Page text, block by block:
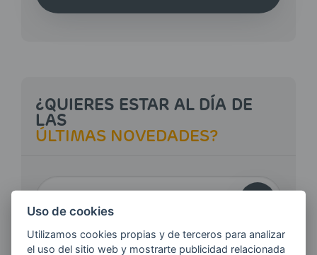
¿QUIERES ESTAR AL DÍA DE
LAS
ÚLTIMAS NOVEDADES?
Quiero recibir las últimas novedades de AVIA
Uso de cookies
Utilizamos cookies propias y de terceros para analizar
el uso del sitio web y mostrarte publicidad relacionada